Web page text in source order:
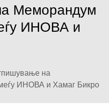
Меморандум
ИНОВА и
на
ИНОВА и Хамаг Бикро